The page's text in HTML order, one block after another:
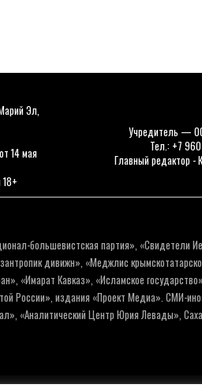
Эл,
14 мая
Учредитель —
Тел.: +7
Главный редактор -
большевистская партия», «Свидетели
дивижн», «Меджлис
«Имарат Кавказ», «Исламское
России», издания «Проект Медиа». СМИ-
«Аналитический Центр Юрия Левады»,